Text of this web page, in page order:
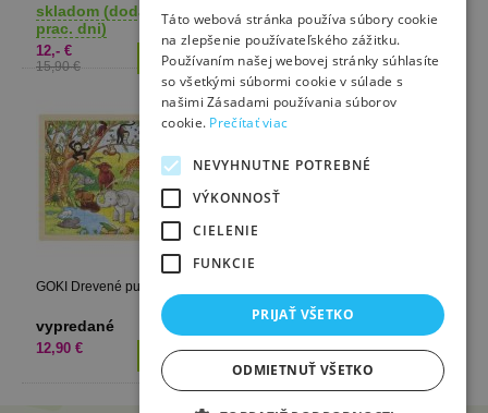
skladom (dodanie 1-3
prac. dni)
12,- €
15,90 €
skladom (dodanie 1-3
prac. dni)
6,- €
8,90 €
GOKI Drevené puzzle Afrika
vypredané
12,90 €
Táto webová stránka používa súbory cookie
na zlepšenie používateľského zážitku.
Používaním našej webovej stránky súhlasíte
so všetkými súbormi cookie v súlade s
našimi Zásadami používania súborov
cookie. Prečítať viac
NEVYHNUTNE POTREBNÉ
VÝKONNOSŤ
CIELENIE
FUNKCIE
PRIJAŤ VŠETKO
ODMIETNUŤ VŠETKO